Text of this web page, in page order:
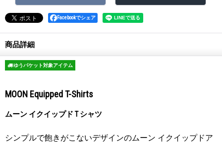
Facebookでシェア
商品詳細
ゆうパケット対象アイテム
MOON Equipped T-Shirts
ムーン イクイップド T シャツ
シンプルで飽きがこないデザインのムーン イクイップドア